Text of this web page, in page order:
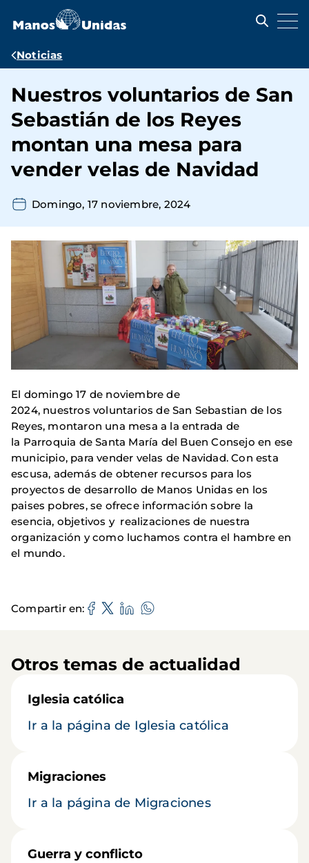
contenido
Ruta
navegación
Noticias
Nuestros voluntarios de San
Sebastián de los Reyes
montan una mesa para
vender velas de Navidad
Domingo, 17 noviembre, 2024
El domingo 17 de noviembre de
2024, nuestros voluntarios de San Sebastian de los
Reyes, montaron una mesa a la entrada de
la Parroquia de Santa María del Buen Consejo en ese
municipio, para vender velas de Navidad. Con esta
escusa, además de obtener recursos para los
proyectos de desarrollo de Manos Unidas en los
paises pobres, se ofrece información sobre la
esencia, objetivos y realizaciones de nuestra
organización y como luchamos contra el hambre en
el mundo.
Compartir en
Otros temas de actualidad
Iglesia católica
Ir a la página de Iglesia católica
Migraciones
Ir a la página de Migraciones
Guerra y conflicto